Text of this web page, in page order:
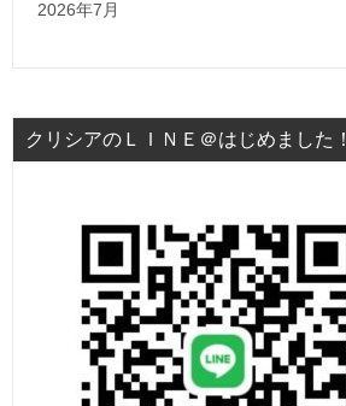
2026年7月
クリシアのＬＩＮＥ＠はじめました！